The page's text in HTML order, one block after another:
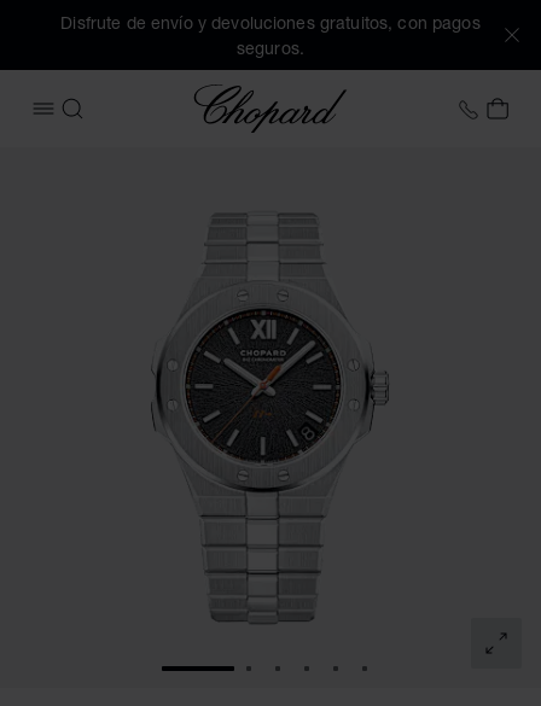
Disfrute de envío y devoluciones gratuitos, con pagos
seguros.
ABRIR MENÚ
BUSCAR
Chopard +34
MI
IR A LA DIAPOSITIVA 1
IR A LA DIAPOSITIVA 2
IR A LA DIAPOSITIVA 3
IR A LA DIAPOSITIVA 4
IR A LA
IR A LA